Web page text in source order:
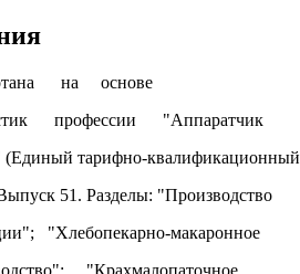
на основе
профессии "Аппаратчик
(Единый тарифно-квалификационный
51. Разделы: "Производство
"Хлебопекарно-макаронное
"Крахмалопаточное